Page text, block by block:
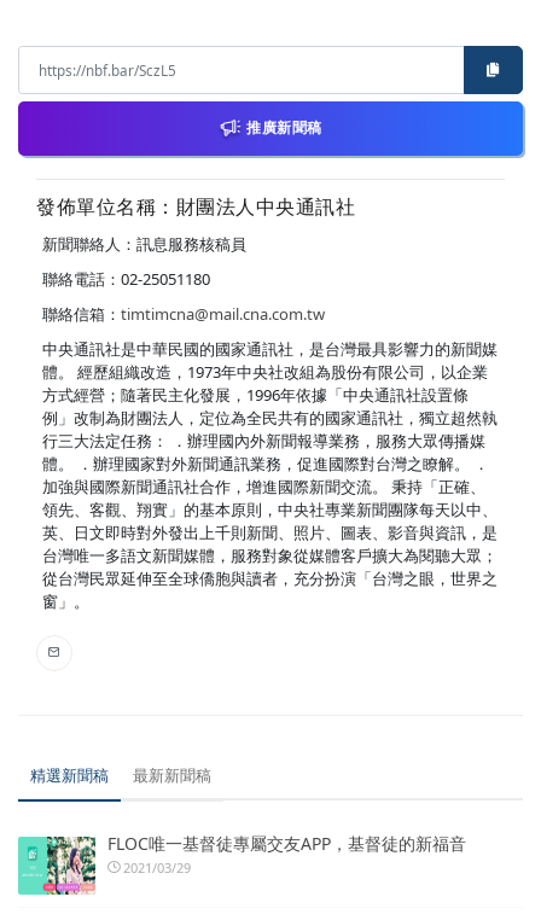
推廣新聞稿
發佈單位名稱：財團法人中央通訊社
新聞聯絡人：訊息服務核稿員
聯絡電話：02-25051180
聯絡信箱： timtimcna@mail.cna.com.tw
中央通訊社是中華民國的國家通訊社，是台灣最具影響力的新聞媒
體。 經歷組織改造，1973年中央社改組為股份有限公司，以企業
方式經營；隨著民主化發展，1996年依據「中央通訊社設置條
例」改制為財團法人，定位為全民共有的國家通訊社，獨立超然執
行三大法定任務： ．辦理國內外新聞報導業務，服務大眾傳播媒
體。 ．辦理國家對外新聞通訊業務，促進國際對台灣之瞭解。 ．
加強與國際新聞通訊社合作，增進國際新聞交流。 秉持「正確、
領先、客觀、翔實」的基本原則，中央社專業新聞團隊每天以中、
英、日文即時對外發出上千則新聞、照片、圖表、影音與資訊，是
台灣唯一多語文新聞媒體，服務對象從媒體客戶擴大為閱聽大眾；
從台灣民眾延伸至全球僑胞與讀者，充分扮演「台灣之眼，世界之
窗」。
精選新聞稿 最新新聞稿
FLOC唯一基督徒專屬交友APP，基督徒的新福音
2021/03/29